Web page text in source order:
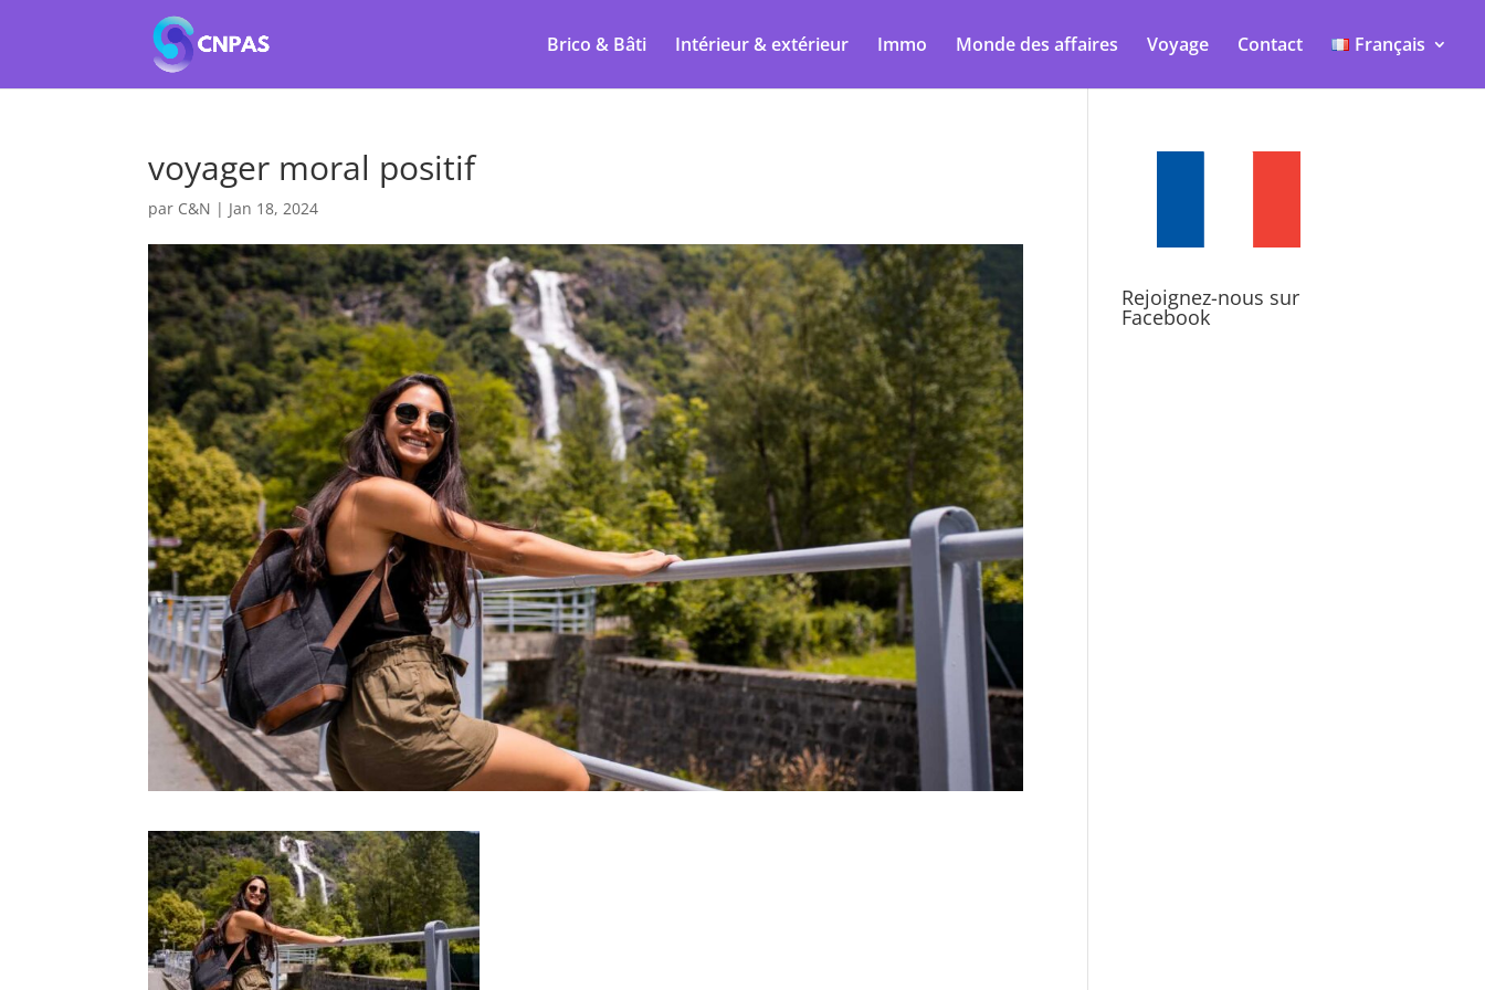
Brico & Bâti Intérieur & extérieur Immo Monde des affaires Voyage Contact Français
voyager moral positif
par C&N | Jan 18, 2024
Rejoignez-nous sur
Facebook